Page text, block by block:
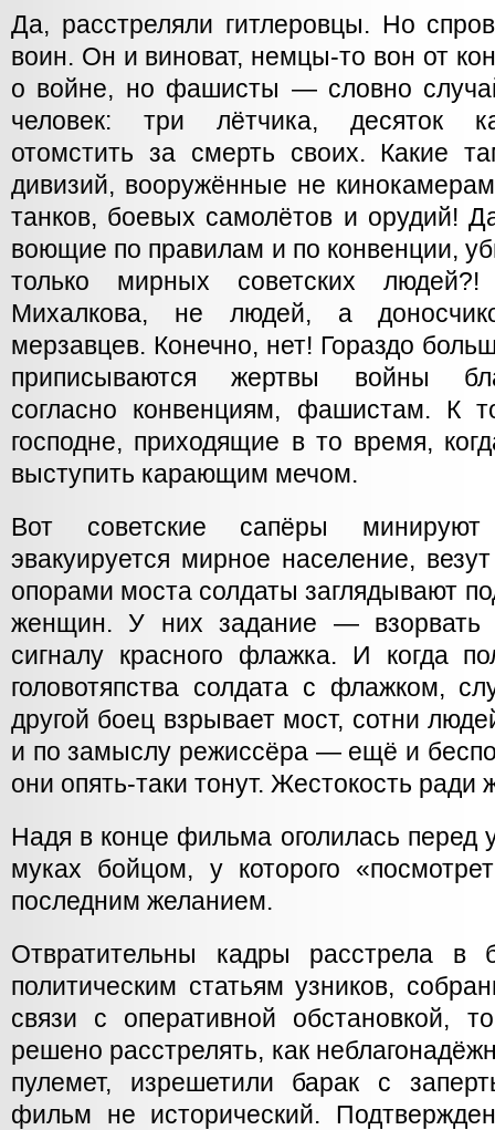
Да, расстреляли гитлеровцы. Но
воин. Он и виноват, немцы-то вон от
о войне, но фашисты — словно
человек: три лётчика, десяток
отомстить за смерть своих. Какие
дивизий, вооружённые не
танков, боевых самолётов и орудий!
воющие по правилам и по конвенции,
только мирных советских
Михалкова, не людей, а
мерзавцев. Конечно, нет! Гораздо
приписываются жертвы войны
согласно конвенциям, фашистам.
господне, приходящие в то время,
выступить карающим мечом.
Вот советские сапёры
эвакуируется мирное население,
опорами моста солдаты заглядывают
женщин. У них задание —
сигналу красного флажка. И когда
головотяпства солдата с флажком,
другой боец взрывает мост, сотни
и по замыслу режиссёра — ещё и
они опять-таки тонут. Жестокость ради
Надя в конце фильма оголилась
муках бойцом, у которого
последним желанием.
Отвратительны кадры расстрела в
политическим статьям узников,
связи с оперативной обстановкой,
решено расстрелять, как
пулемет, изрешетили барак с
фильм не исторический.